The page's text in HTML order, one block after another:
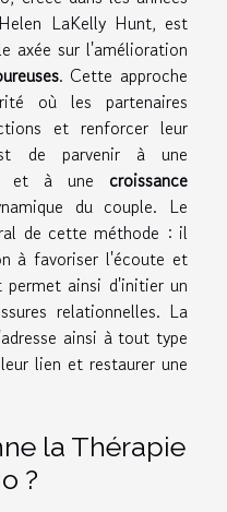
LaKelly Hunt, est
axée sur l'amélioration
. Cette approche
où les partenaires
et renforcer leur
de parvenir à une
à une croissance
du couple. Le
de cette méthode : il
à favoriser l'écoute et
permet ainsi d'initier un
relationnelles. La
ainsi à tout type
lien et restaurer une
la Thérapie
?